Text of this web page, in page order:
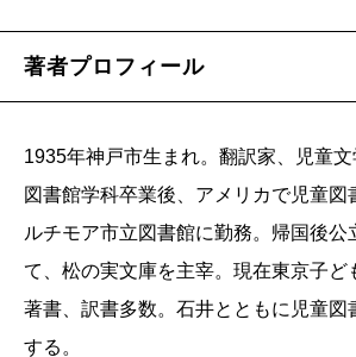
著者プロフィール
1935年神戸市生まれ。翻訳家、児童
図書館学科卒業後、アメリカで児童図
ルチモア市立図書館に勤務。帰国後公
て、松の実文庫を主宰。現在東京子ど
著書、訳書多数。石井とともに児童図
する。